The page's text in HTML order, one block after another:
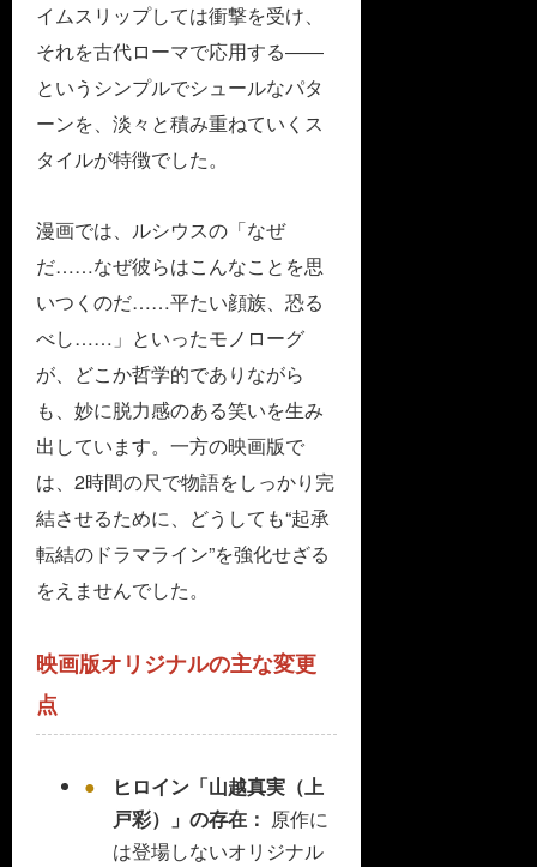
イムスリップしては衝撃を受け、
それを古代ローマで応用する――
というシンプルでシュールなパタ
ーンを、淡々と積み重ねていくス
タイルが特徴でした。
漫画では、ルシウスの「なぜ
だ……なぜ彼らはこんなことを思
いつくのだ……平たい顔族、恐る
べし……」といったモノローグ
が、どこか哲学的でありながら
も、妙に脱力感のある笑いを生み
出しています。一方の映画版で
は、2時間の尺で物語をしっかり完
結させるために、どうしても“起承
転結のドラマライン”を強化せざる
をえませんでした。
映画版オリジナルの主な変更
点
ヒロイン「山越真実（上
戸彩）」の存在： 原作に
は登場しないオリジナル